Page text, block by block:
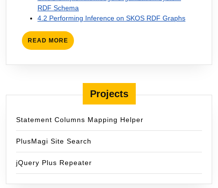
RDF Schema
4.2 Performing Inference on SKOS RDF Graphs
READ MORE READ
MORE
Projects
Statement Columns Mapping Helper
PlusMagi Site Search
jQuery Plus Repeater